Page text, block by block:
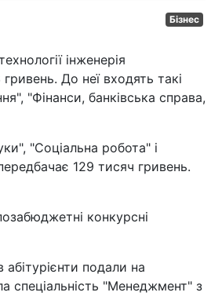
Бізнес
інженерія
До неї входять такі
"Фінанси, банківська справа,
"Соціальна робота" і
129 тисяч гривень.
конкурсні
подали на
спеціальність "Менеджмент" з